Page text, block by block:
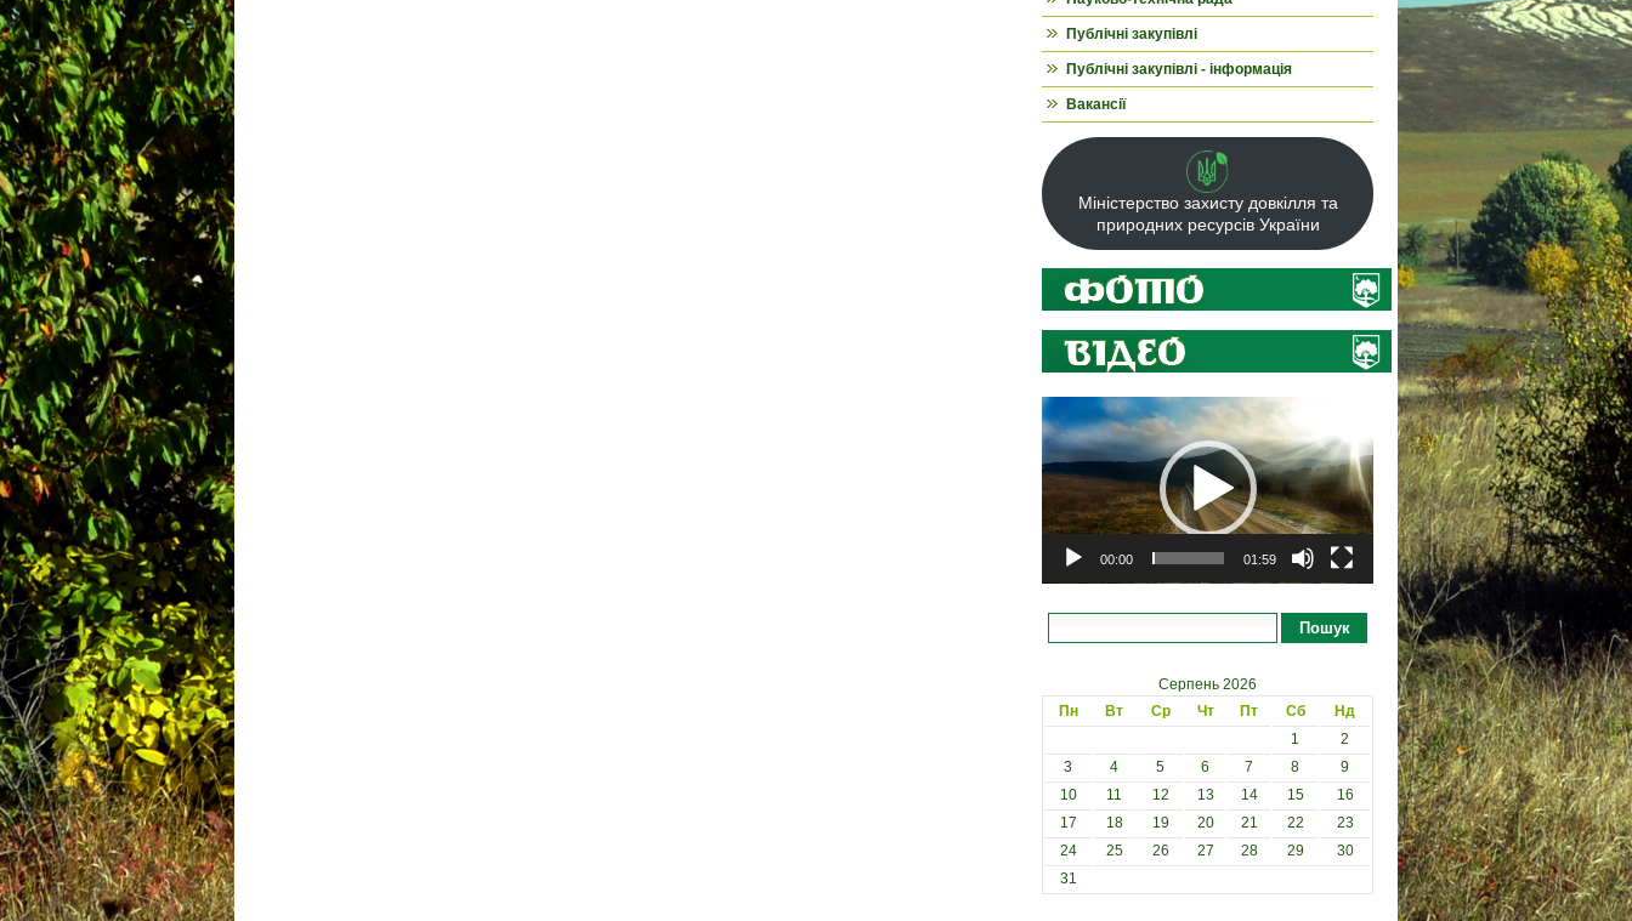
Публічні закупівлі
Публічні закупівлі - інформація
Вакансії
Міністерство захисту довкілля та
природних ресурсів України
Відеопрогравач
00:00 01:59
Пошук
Серпень 2026
Пн
Вт Ср Чт Пт Сб
Нд
1
2
3
4 5 6 7 8
9
10
11 12 13 14 15
16
17
18 19 20 21 22
23
24
25 26 27 28 29
30
31